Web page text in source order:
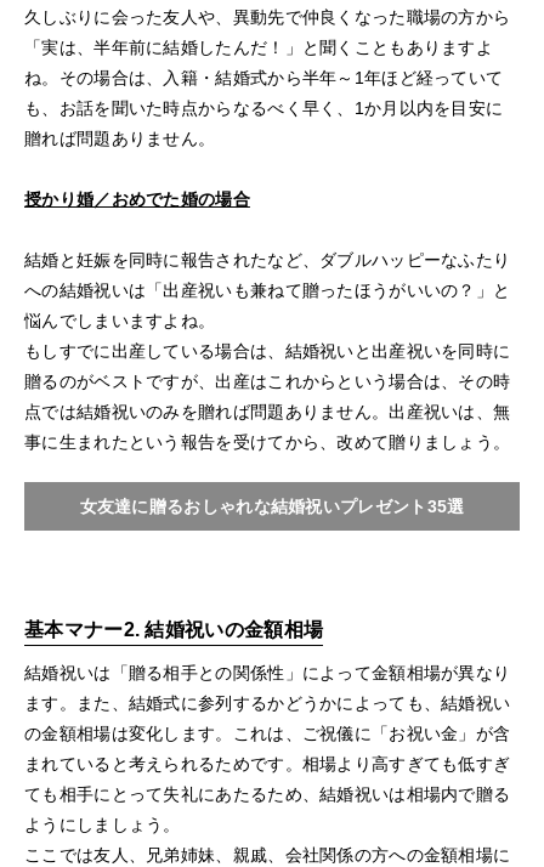
久しぶりに会った友人や、異動先で仲良くなった職場の方から
「実は、半年前に結婚したんだ！」と聞くこともありますよ
ね。その場合は、入籍・結婚式から半年～1年ほど経っていて
も、お話を聞いた時点からなるべく早く、1か月以内を目安に
贈れば問題ありません。
授かり婚／おめでた婚の場合
結婚と妊娠を同時に報告されたなど、ダブルハッピーなふたり
への結婚祝いは「出産祝いも兼ねて贈ったほうがいいの？」と
悩んでしまいますよね。
もしすでに出産している場合は、結婚祝いと出産祝いを同時に
贈るのがベストですが、出産はこれからという場合は、その時
点では結婚祝いのみを贈れば問題ありません。出産祝いは、無
事に生まれたという報告を受けてから、改めて贈りましょう。
女友達に贈るおしゃれな結婚祝いプレゼント35選
基本マナー2. 結婚祝いの金額相場
結婚祝いは「贈る相手との関係性」によって金額相場が異なり
ます。また、結婚式に参列するかどうかによっても、結婚祝い
の金額相場は変化します。これは、ご祝儀に「お祝い金」が含
まれていると考えられるためです。相場より高すぎても低すぎ
ても相手にとって失礼にあたるため、結婚祝いは相場内で贈る
ようにしましょう。
ここでは友人、兄弟姉妹、親戚、会社関係の方への金額相場に